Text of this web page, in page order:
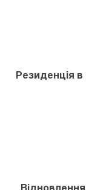
Резиденція